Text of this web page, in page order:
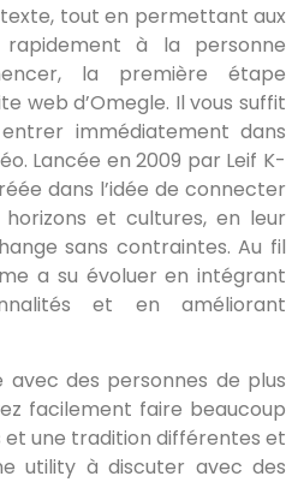
tout en permettant aux
à la personne
la première étape
web d’Omegle. Il vous suffit
immédiatement dans
Lancée en 2009 par Leif K-
dans l’idée de connecter
et cultures, en leur
sans contraintes. Au fil
a su évoluer en intégrant
et en améliorant
avec des personnes de plus
facilement faire beaucoup
et une tradition différentes et
utility à discuter avec des